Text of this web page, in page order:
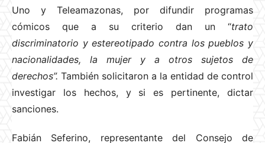
Uno y Teleamazonas, por difundir programas
cómicos que a su criterio dan un “trato
discriminatorio y estereotipado contra los pueblos y
nacionalidades, la mujer y a otros sujetos de
derechos”. También solicitaron a la entidad de control
investigar los hechos, y si es pertinente, dictar
sanciones.
Fabián Seferino, representante del Consejo de